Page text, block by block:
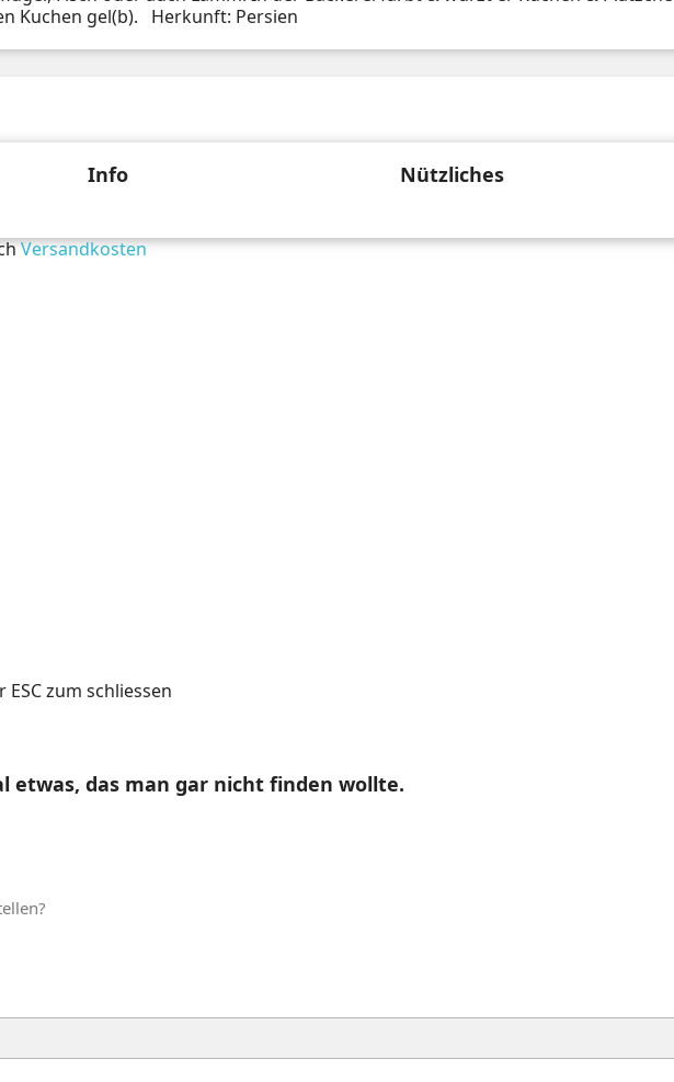
Kuchen gel(b). Herkunft: Persien
Info Nützliches
Versandkosten
ESC zum schliessen
etwas, das man gar nicht finden wollte.